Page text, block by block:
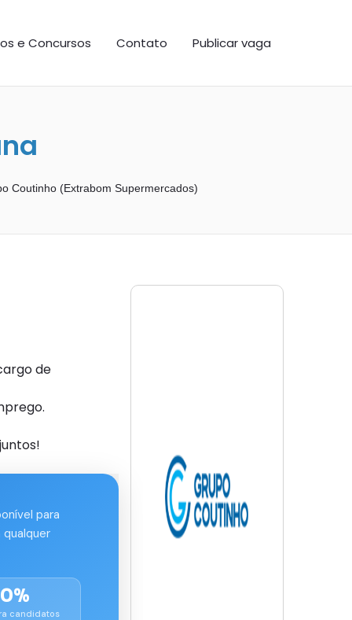
e Concursos Contato Publicar vaga
Coutinho (Extrabom Supermercados)
de
para
candidatos